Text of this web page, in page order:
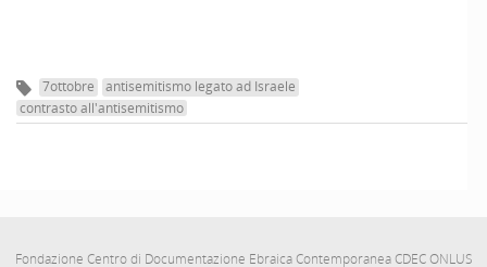
7ottobre
antisemitismo legato ad Israele
contrasto all'antisemitismo
Fondazione Centro di Documentazione Ebraica Contemporanea CDEC ONLUS